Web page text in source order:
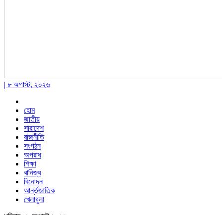
| ৮ অগাস্ট, ২০২৬
হোম
জাতীয়
সারাদেশ
রাজনীতি
সংগঠন
অপরাধ
শিক্ষা
বানিজ্য
বিনোদন
আর্ন্তজাতিক
খেলাধুলা